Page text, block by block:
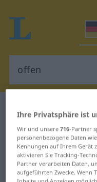
Deutsch-
"offen"
"offen"
Ihre Privatsphäre ist
Wir und unsere716-Partner
personenbezogene Daten
Kennungen auf Ihrem Gerät
aktivieren Sie Tracking-
Partner verarbeiten Daten,
aufgeführten Zwecke. Wenn